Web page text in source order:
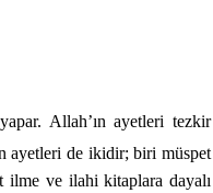
Allah’ın ayetleri tezkir
ayetleri de ikidir; biri müspet
ve ilahi kitaplara dayalı